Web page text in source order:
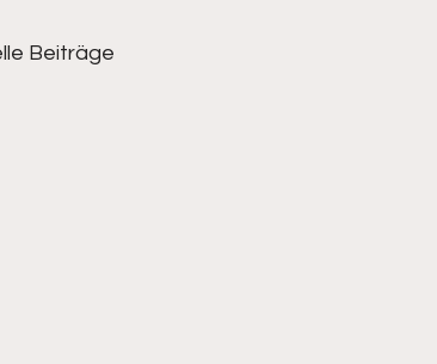
Beiträge